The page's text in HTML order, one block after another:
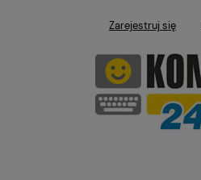
Zarejestruj się